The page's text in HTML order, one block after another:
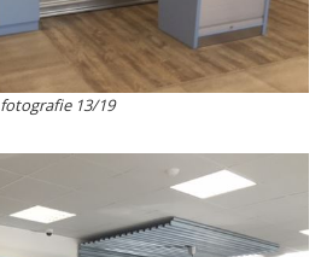
fotografie 13/19